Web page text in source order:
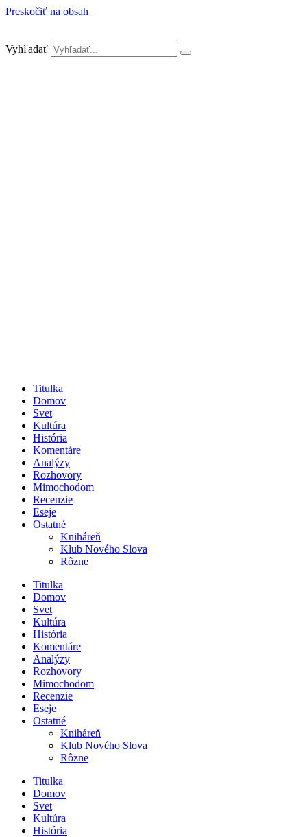
Preskočiť na obsah
Vyhľadať
Titulka
Domov
Svet
Kultúra
História
Komentáre
Analýzy
Rozhovory
Mimochodom
Recenzie
Eseje
Ostatné
Kniháreň
Klub Nového Slova
Rôzne
Titulka
Domov
Svet
Kultúra
História
Komentáre
Analýzy
Rozhovory
Mimochodom
Recenzie
Eseje
Ostatné
Kniháreň
Klub Nového Slova
Rôzne
Titulka
Domov
Svet
Kultúra
História